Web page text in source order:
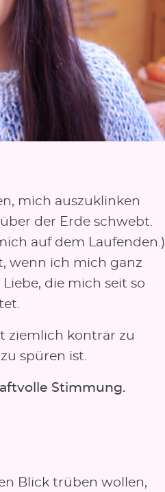
mich auszuklinken
der Erde schwebt.
auf dem Laufenden.)
wenn ich mich ganz
die mich seit so
ziemlich konträr zu
spüren ist.
Stimmung.
Blick trüben wollen,